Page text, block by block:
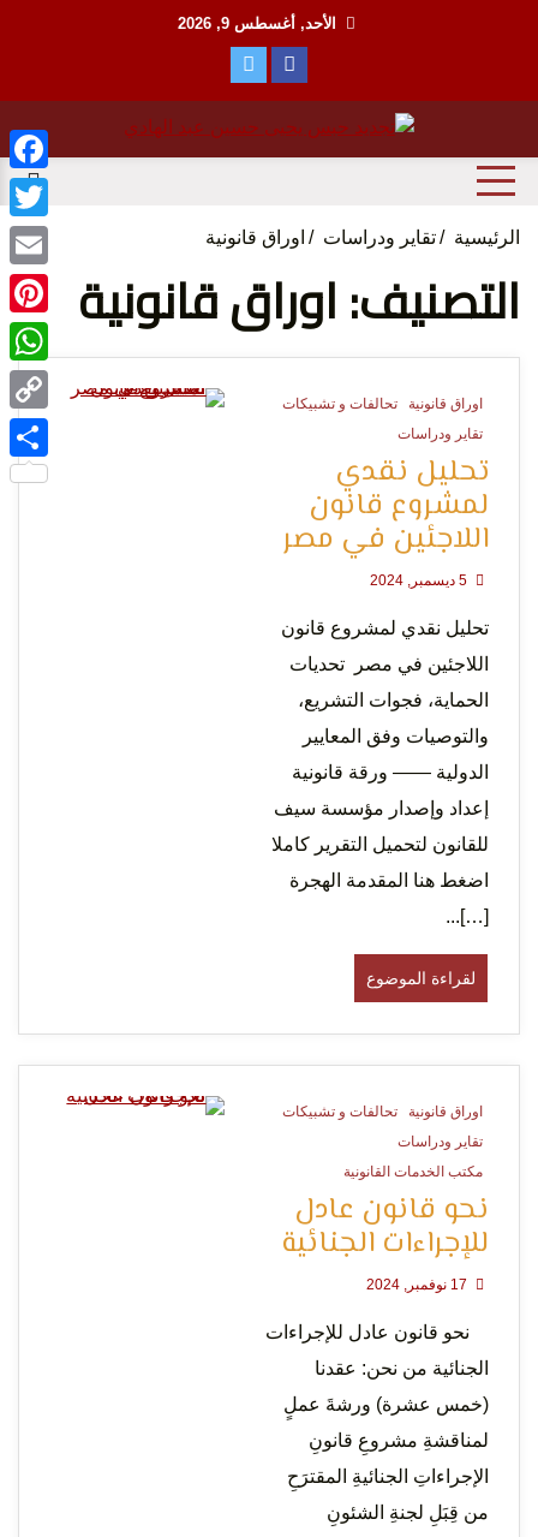
الأحد, أغسطس 9, 2026
الحق
لحرية
الرأي
التعبير
وحقوق
منظمة حقوقية مصرية تدافع عن حقوق الانسان
الرئيسية تقاير ودراسات اوراق قانونية
التصنيف: اوراق قانونية
اوراق قانونية
تحالفات و تشبيكات
تقاير ودراسات
تحليل نقدي
لمشروع قانون
اللاجئين في مصر
5 ديسمبر, 2024
تحليل نقدي لمشروع قانون
اللاجئين في مصر تحديات
الحماية، فجوات التشريع،
والتوصيات وفق المعايير
الدولية —— ورقة قانونية
إعداد وإصدار مؤسسة سيف
للقانون لتحميل التقرير كاملا
اضغط هنا المقدمة الهجرة
[…]...
لقراءة الموضوع
اوراق قانونية
تحالفات و تشبيكات
تقاير ودراسات
مكتب الخدمات القانونية
نحو قانون عادل
للإجراءات الجنائية
نحو قانون عادل للإجراءات
الجنائية من نحن: عقدنا
(خمس عشرة) ورشةَ عملٍ
لمناقشةِ مشروعِ قانونِ
الإجراءاتِ الجنائيةِ المقترَحِ
من قِبَلِ لجنةِ الشئونِ
Email
Copy
Link